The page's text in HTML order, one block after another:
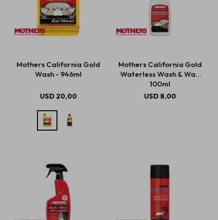
Mothers California Gold
Wash - 946ml
USD 20,00
Mothers California Gold
Waterless Wash & Wax
100ml
USD 8,00
Aditivos
Estética automotriz
Accesorios
Repuestos
Servicios